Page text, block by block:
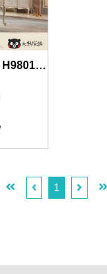
【法灰輕奢】CVJ H9801 四門書櫃 185cm
1